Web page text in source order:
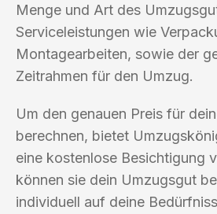
Menge und Art des
Serviceleistungen wie
Montagearbeiten, sowie der
Zeitrahmen für den Umzug.
Um den genauen Preis für
berechnen, bietet
eine kostenlose Besichtigung
können sie dein Umzugsgut
individuell auf deine